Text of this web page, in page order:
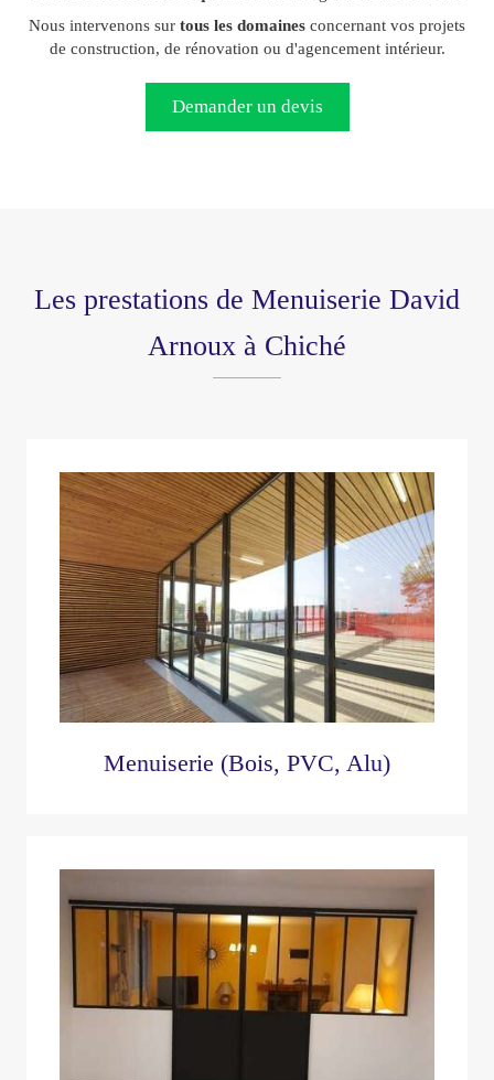
Nous intervenons sur tous les domaines concernant vos projets
de construction, de rénovation ou d'agencement intérieur.
Demander un devis
Les prestations de Menuiserie David
Arnoux à Chiché
Menuiserie (Bois, PVC, Alu)